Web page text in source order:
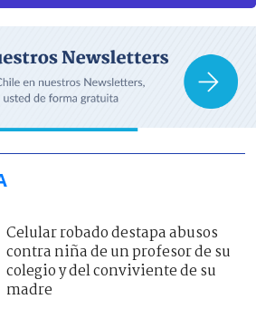
Celular robado destapa abusos
contra niña de un profesor de su
colegio y del conviviente de su
madre